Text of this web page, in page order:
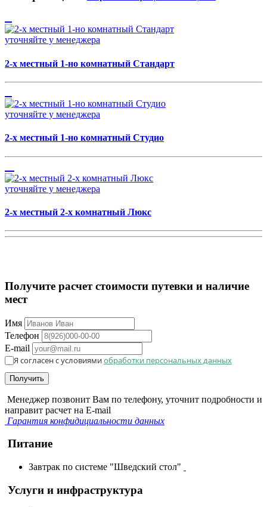
уточняйте у менеджера
2-х местный 1-но комнатный Стандарт
уточняйте у менеджера
2-х местный 1-но комнатный Студио
уточняйте у менеджера
2-х местный 2-х комнатный Люкс
Получите расчет стоимости путевки и наличие
мест
Имя
Телефон
E-mail
Я согласен с условиямиобработки персональных данных
Получить
Менеджер позвонит Вам по телефону, уточнит подробности и
направит расчет на E-mail
Гарантия конфидициальности данных
Питание
Завтрак по системе "Шведский стол"
Услуги и инфраструктура